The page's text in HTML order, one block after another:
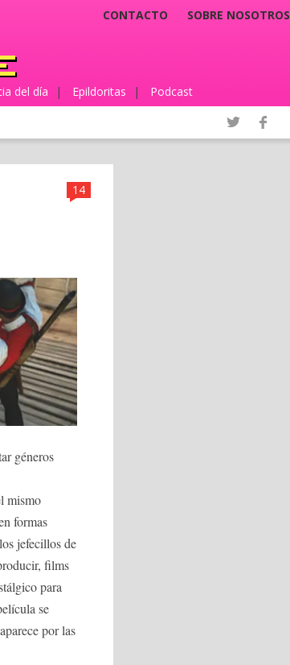
CONTACTO SOBRE NOSOTROS
del día | Epildoritas | Podcast
14
géneros
mismo
formas
jefecillos de
films
para
se
por las